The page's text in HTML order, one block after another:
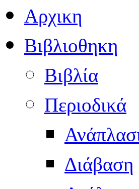
Αρχικη
Βιβλιοθηκη
Βιβλία
Περιοδικά
Διάβαση